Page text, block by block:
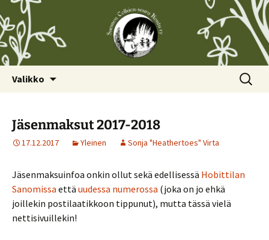
Valikko Haku:
Jäsenmaksut 2017-2018
17.12.2017 Yleinen Sonja "Heathertoes" Virta
Jäsenmaksuinfoa onkin ollut sekä edellisessä Hobittilan
Sanomissa että uudessa numerossa (joka on jo ehkä
joillekin postilaatikkoon tippunut), mutta tässä vielä
nettisivuillekin!